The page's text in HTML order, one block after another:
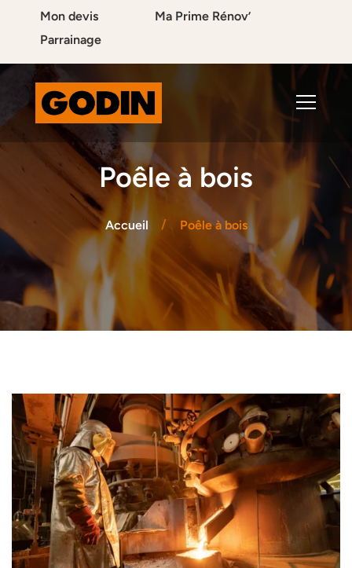
Mon devis
Ma Prime Rénov’
Parrainage
Poêle à bois
Accueil Poêle à bois